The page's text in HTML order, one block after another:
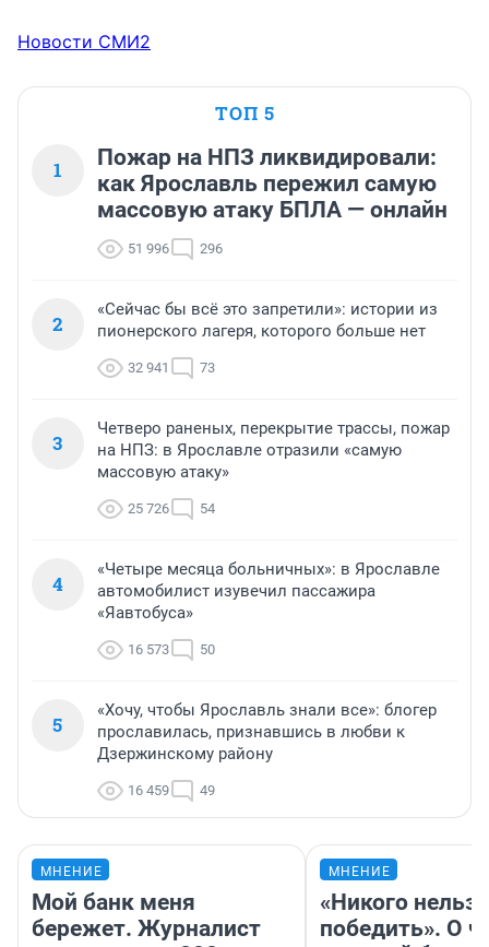
Новости СМИ2
ТОП 5
1
Пожар на НПЗ ликвидировали:
как Ярославль пережил самую
массовую атаку БПЛА — онлайн
51 996 296
2
«Сейчас бы всё это запретили»: истории из
пионерского лагеря, которого больше нет
32 941 73
3
Четверо раненых, перекрытие трассы, пожар
на НПЗ: в Ярославле отразили «самую
массовую атаку»
25 726 54
4
«Четыре месяца больничных»: в Ярославле
автомобилист изувечил пассажира
«Яавтобуса»
16 573 50
5
«Хочу, чтобы Ярославль знали все»: блогер
прославилась, признавшись в любви к
Дзержинскому району
16 459 49
МНЕНИЕ
Мой банк меня
бережет. Журналист
МНЕНИЕ
«Никого нельзя
победить». О